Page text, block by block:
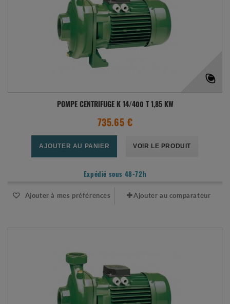
POMPE CENTRIFUGE K 14/400 T 1,85 KW
735.65 €
AJOUTER AU PANIER VOIR LE PRODUIT
Expédié sous 48-72h
Ajouter à mes préférences Ajouter au comparateur